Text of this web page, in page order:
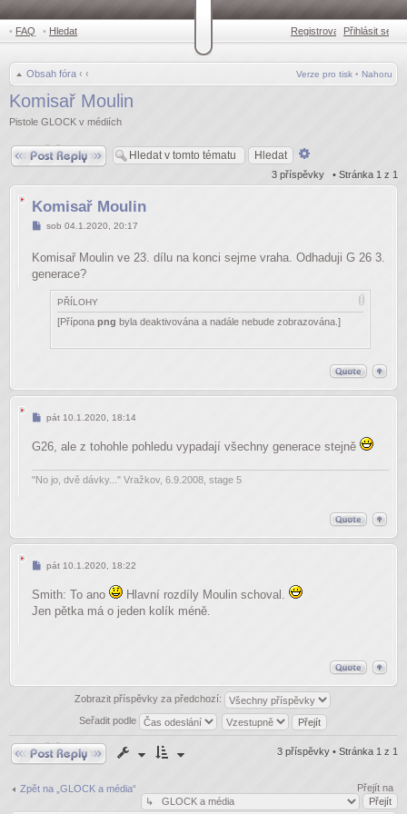
• FAQ • Hledat Registrovat •Přihlásit se
Obsah fóra ‹ ‹ Nahoru
Verze pro tisk •
Komisař Moulin
Pistole GLOCK v médiích
Odpovědět
3 příspěvky • Stránka 1 z 1
Komisař Moulin
Příspěvek
sob 04.1.2020, 20:17
Komisař Moulin ve 23. dílu na konci sejme vraha. Odhaduji G 26 3.
generace?
PŘÍLOHY
[Přípona png byla deaktivována a nadále nebude zobrazována.]
Příspěvek
pát 10.1.2020, 18:14
G26, ale z tohohle pohledu vypadají všechny generace stejně
"No jo, dvě dávky..." Vražkov, 6.9.2008, stage 5
Příspěvek
pát 10.1.2020, 18:22
Smith: To ano
Hlavní rozdíly Moulin schoval.
Jen pětka má o jeden kolík méně.
Zobrazit příspěvky za předchozí:
Seřadit podle
Odpovědět 3 příspěvky • Stránka 1 z 1
Zpět na „GLOCK a média“ Přejít na